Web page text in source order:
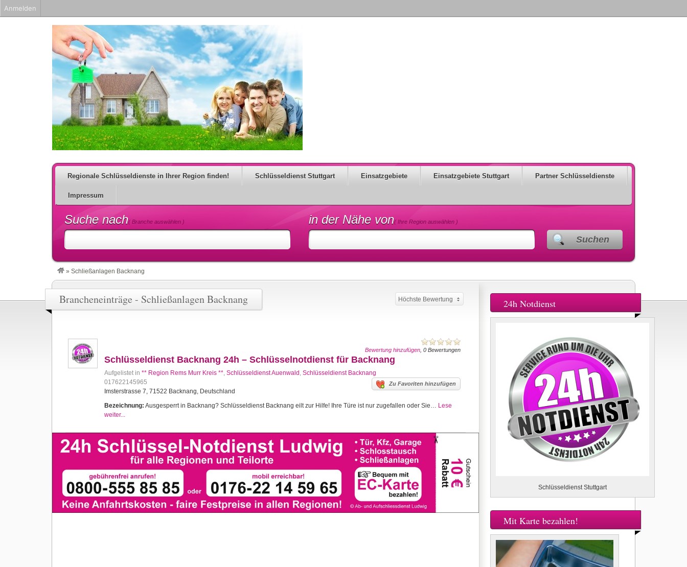
Regionale Schlüsseldienste in Ihrer Region finden! Schlüsseldienst Stuttgart Einsatzgebiete Einsatzgebiete Stuttgart Partner Schlüsseldienste
Impressum
Suche nach( Branche auswählen ) in der Nähe von( Ihre Region auswählen )
Suchen
» Schließanlagen Backnang
Brancheneinträge - Schließanlagen Backnang Höchste Bewertung
Bewertung hinzufügen , 0 Bewertungen
Schlüsseldienst Backnang 24h – Schlüsselnotdienst für Backnang
Aufgelistet in ** Region Rems Murr Kreis **, Schlüsseldienst Auenwald , Schlüsseldienst Backnang
Zu Favoriten hinzufügen
017622145965
Imsterstrasse 7, 71522 Backnang, Deutschland
Bezeichnung: Ausgesperrt in Backnang? Schlüsseldienst Backnang eilt zur Hilfe! Ihre Türe ist nur zugefallen oder Sie… Lese
weiter...
24h Notdienst
Schlüsseldienst Stuttgart
Mit Karte bezahlen!
Anmelden